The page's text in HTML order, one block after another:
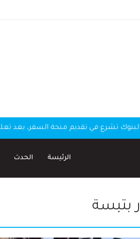
تشرع في تقديم منحة السفر، بعد
الرئيسة الحدث